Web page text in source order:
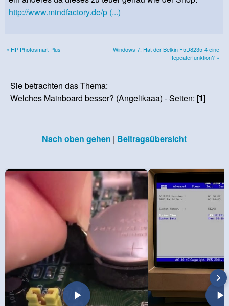
http://www.mindfactory.de/p (...)
« HP Photosmart Plus
Windows 7: Hat der Belkin F5D8235-4 eine
Repeaterfunktion? »
Sie betrachten das Thema:
Welches Mainboard besser? (Angelikaaa) - Seiten: [1]
Nach oben gehen | Beitragsübersicht